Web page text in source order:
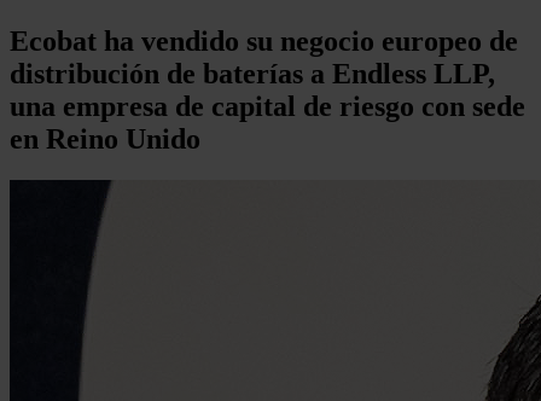
Ecobat ha vendido su negocio europeo de
distribución de baterías a Endless LLP,
una empresa de capital de riesgo con sede
en Reino Unido